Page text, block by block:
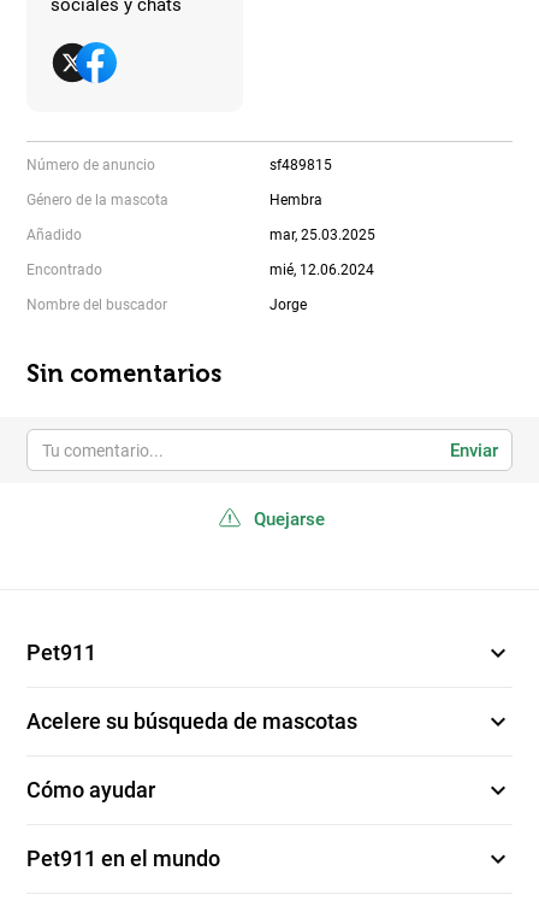
sociales y chats
Número de anuncio sf489815
Género de la mascota Hembra
Añadido mar, 25.03.2025
Encontrado mié, 12.06.2024
Nombre del buscador Jorge
Sin comentarios
Enviar
Quejarse
Pet911 expand_more
Acelere su búsqueda de mascotas expand_more
Cómo ayudar expand_more
Pet911 en el mundo expand_more